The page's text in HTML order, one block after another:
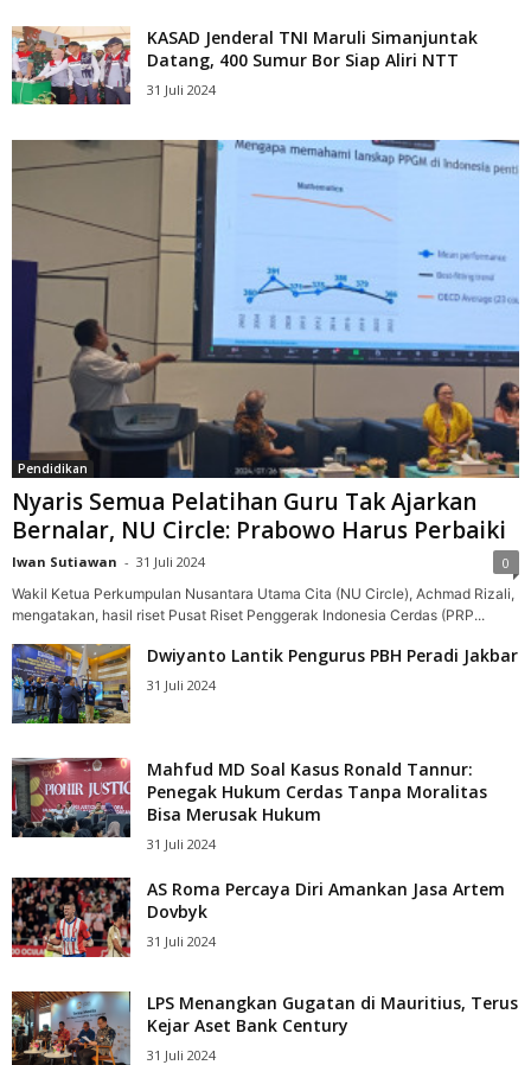
KASAD Jenderal TNI Maruli Simanjuntak
Datang, 400 Sumur Bor Siap Aliri NTT
31 Juli 2024
Pendidikan
Nyaris Semua Pelatihan Guru Tak Ajarkan
Bernalar, NU Circle: Prabowo Harus Perbaiki
Iwan Sutiawan - 31 Juli 2024
0
Wakil Ketua Perkumpulan Nusantara Utama Cita (NU Circle), Achmad Rizali,
mengatakan, hasil riset Pusat Riset Penggerak Indonesia Cerdas (PRP...
Dwiyanto Lantik Pengurus PBH Peradi Jakbar
31 Juli 2024
Mahfud MD Soal Kasus Ronald Tannur:
Penegak Hukum Cerdas Tanpa Moralitas
Bisa Merusak Hukum
31 Juli 2024
AS Roma Percaya Diri Amankan Jasa Artem
Dovbyk
31 Juli 2024
LPS Menangkan Gugatan di Mauritius, Terus
Kejar Aset Bank Century
31 Juli 2024